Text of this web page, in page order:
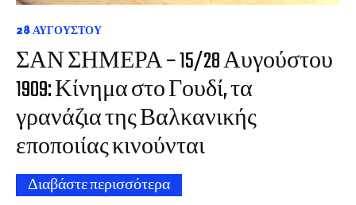
28 ΑΥΓΟΎΣΤΟΥ
ΣΑΝ ΣΗΜΕΡΑ – 15/28 Αυγούστου
1909: Κίνημα στο Γουδί, τα
γρανάζια της Βαλκανικής
εποποιίας κινούνται
Διαβάστε περισσότερα